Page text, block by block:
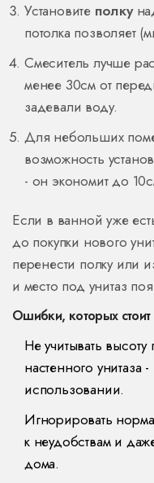
Установите полку
потолка позволяет
Смеситель лучше
менее 30см от
задевали воду.
Для небольших
возможность
- он экономит до
Если в ванной уже
до покупки нового
перенести полку или
и место под унитаз
Ошибки, которых стоит
Не учитывать высоту
настенного
использовании.
Игнорировать
к неудобствам и
дома.